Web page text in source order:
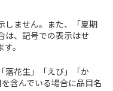
しません。また、「夏期
は、記号での表示はせ
。
落花生」「えび」「か
含んでいる場合に品目名